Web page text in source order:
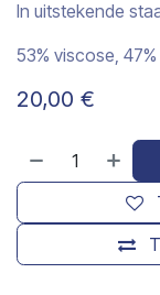
In uitstekende
53% viscose,
20,00 €